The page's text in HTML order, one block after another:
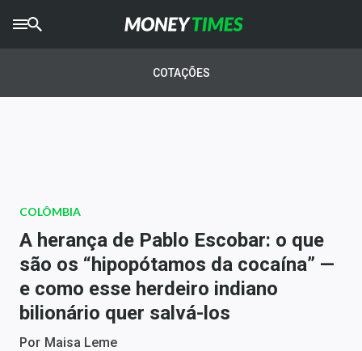
AGROTIMES
Newsletters
Money Trader
Anuncie
Últimas Notícias
COTAÇÕES
COLÔMBIA
A herança de Pablo Escobar: o que
são os “hipopótamos da cocaína” —
e como esse herdeiro indiano
bilionário quer salvá-los
Por Maisa Leme